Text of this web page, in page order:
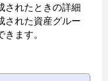
されたときの詳細
された資産グルー
ます。